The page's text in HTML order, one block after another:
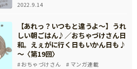
2022.9.14
【あれっ？いつもと違うよ～】うれ
しい朝ごはん♪／おちゃづけさん日
和。えぇがに行く日もいかん日も♪
～〈第19回〉
おちゃづけさん
マンガ連載